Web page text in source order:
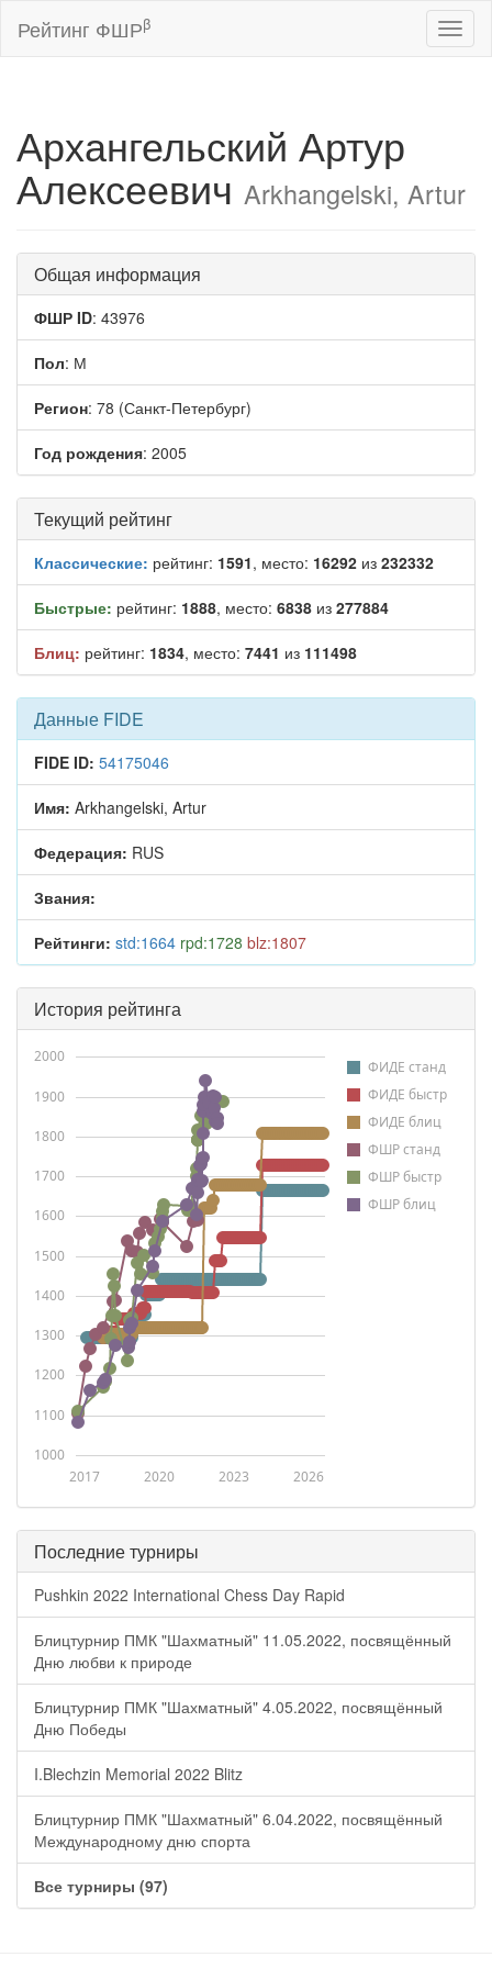
Рейтинг ФШРβ
Архангельский Артур
Алексеевич Arkhangelski, Artur
Общая информация
ФШР ID: 43976
Пол: М
Регион: 78 (Санкт-Петербург)
Год рождения: 2005
Текущий рейтинг
Классические: рейтинг: 1591, место: 16292 из 232332
Быстрые: рейтинг: 1888, место: 6838 из 277884
Блиц: рейтинг: 1834, место: 7441 из 111498
Данные FIDE
FIDE ID: 54175046
Имя: Arkhangelski, Artur
Федерация: RUS
Звания:
Рейтинги: std:1664 rpd:1728 blz:1807
История рейтинга
ФИДЕ станд
ФИДЕ быстр
ФИДЕ блиц
ФШР станд
ФШР быстр
ФШР блиц
2017 2020 2023 2026
1000
1100
1200
1300
1400
1500
1600
1700
1800
1900
2000
Последние турниры
Pushkin 2022 International Chess Day Rapid
Блицтурнир ПМК "Шахматный" 11.05.2022, посвящённый
Дню любви к природе
Блицтурнир ПМК "Шахматный" 4.05.2022, посвящённый
Дню Победы
I.Blechzin Memorial 2022 Blitz
Блицтурнир ПМК "Шахматный" 6.04.2022, посвящённый
Международному дню спорта
Все турниры (97)